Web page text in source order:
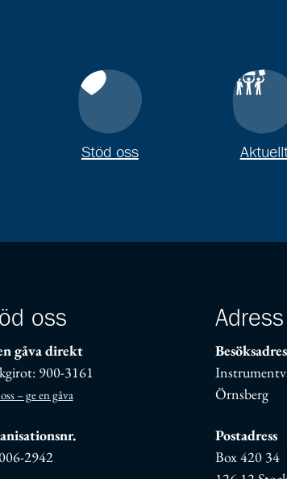
Stöd oss
oss
gåva direkt
900-3161
– ge en gåva
2942
Adress
Örnsberg
Postadress
Box 420 34